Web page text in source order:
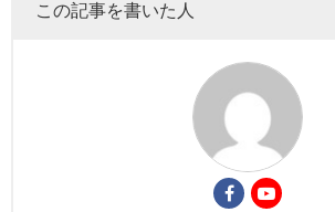
この記事を書いた人